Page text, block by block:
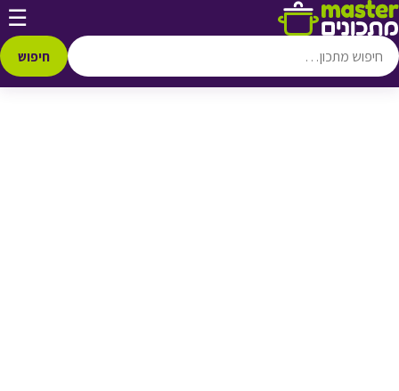
דלג לתוכן ☰
חיפוש
♥ הוספה